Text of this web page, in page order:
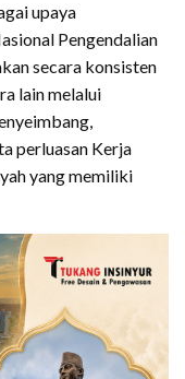
upaya
Pengendalian
secara konsisten
lain melalui
perluasan Kerja
yang memiliki